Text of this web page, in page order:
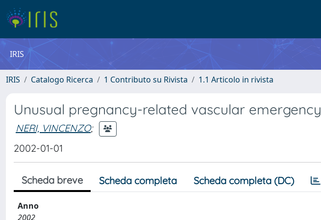
IRIS
IRIS Catalogo Ricerca 1 Contributo su Rivista 1.1 Articolo in rivista
Unusual pregnancy-related vascular emergency
NERI, VINCENZO;
2002-01-01
Scheda breve Scheda completa Scheda completa (DC)
Anno
2002